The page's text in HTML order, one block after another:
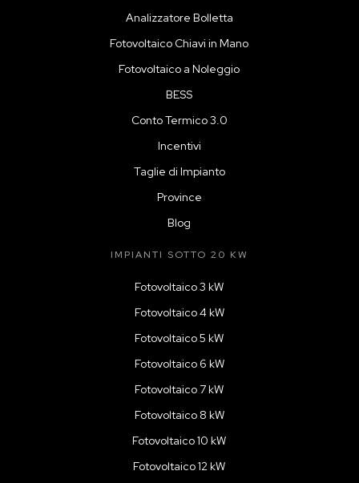
Analizzatore Bolletta
Fotovoltaico Chiavi in Mano
Fotovoltaico a Noleggio
BESS
Conto Termico 3.0
Incentivi
Taglie di Impianto
Province
Blog
IMPIANTI SOTTO 20 KW
Fotovoltaico 3 kW
Fotovoltaico 4 kW
Fotovoltaico 5 kW
Fotovoltaico 6 kW
Fotovoltaico 7 kW
Fotovoltaico 8 kW
Fotovoltaico 10 kW
Fotovoltaico 12 kW